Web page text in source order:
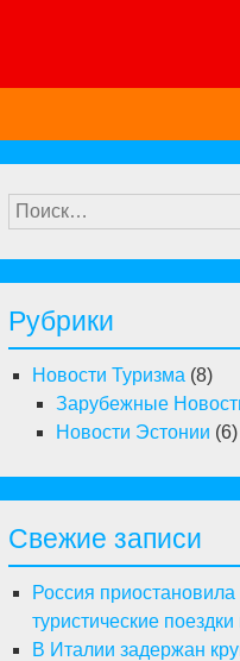
Найти:
Рубрики
Новости Туризма (8)
Зарубежные
Новости Эстонии (6)
Свежие записи
Россия
туристические поездки
В Италии задержан